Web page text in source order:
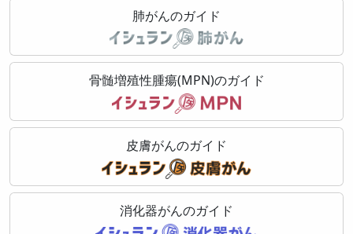
肺がんのガイド
骨髄増殖性腫瘍(MPN)のガイド
皮膚がんのガイド
消化器がんのガイド